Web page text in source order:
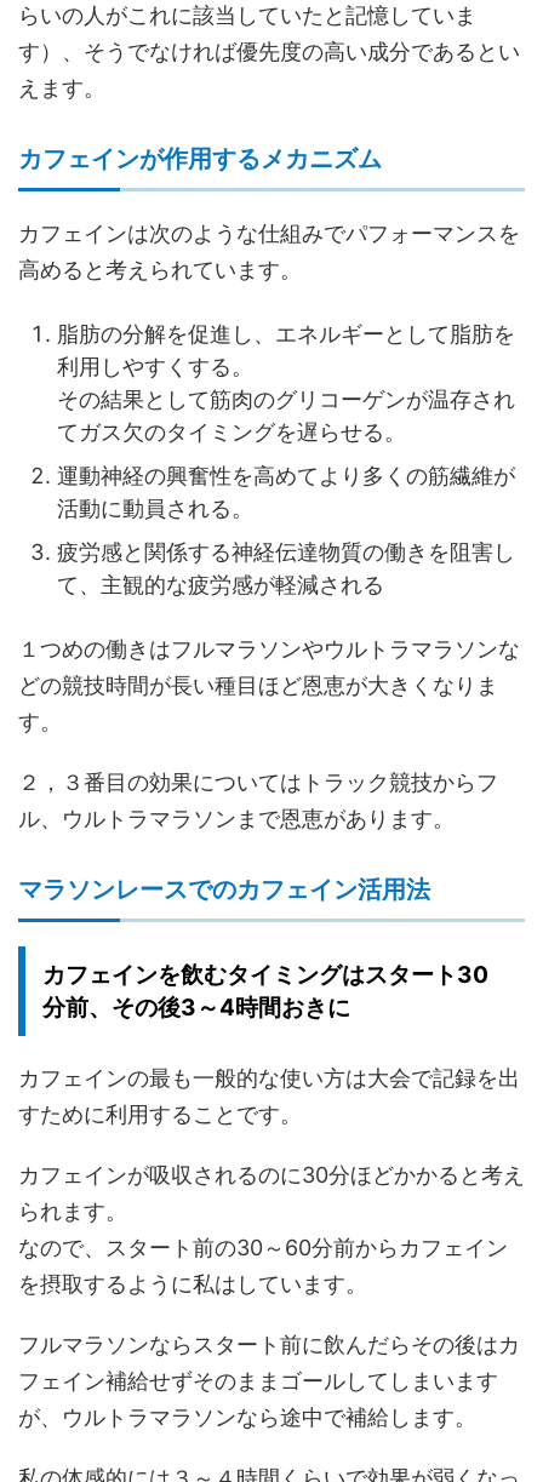
らいの人がこれに該当していたと記憶していま
す）、そうでなければ優先度の高い成分であるとい
えます。
カフェインが作用するメカニズム
カフェインは次のような仕組みでパフォーマンスを
高めると考えられています。
脂肪の分解を促進し、エネルギーとして脂肪を
利用しやすくする。
その結果として筋肉のグリコーゲンが温存され
てガス欠のタイミングを遅らせる。
運動神経の興奮性を高めてより多くの筋繊維が
活動に動員される。
疲労感と関係する神経伝達物質の働きを阻害し
て、主観的な疲労感が軽減される
１つめの働きはフルマラソンやウルトラマラソンな
どの競技時間が長い種目ほど恩恵が大きくなりま
す。
２，３番目の効果についてはトラック競技からフ
ル、ウルトラマラソンまで恩恵があります。
マラソンレースでのカフェイン活用法
カフェインを飲むタイミングはスタート30
分前、その後3～4時間おきに
カフェインの最も一般的な使い方は大会で記録を出
すために利用することです。
カフェインが吸収されるのに30分ほどかかると考え
られます。
なので、
スタート前の30～60分前からカフェイン
を摂取するように私はしています。
フルマラソンならスタート前に飲んだらその後はカ
フェイン補給せずそのままゴールしてしまいます
が、ウルトラマラソンなら途中で補給します。